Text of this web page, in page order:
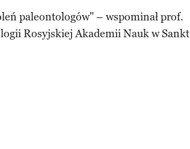
paleontologów" – wspominał prof.
Rosyjskiej Akademii Nauk w Sankt